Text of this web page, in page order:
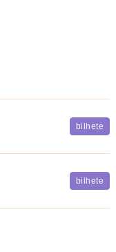
bilhete
bilhete